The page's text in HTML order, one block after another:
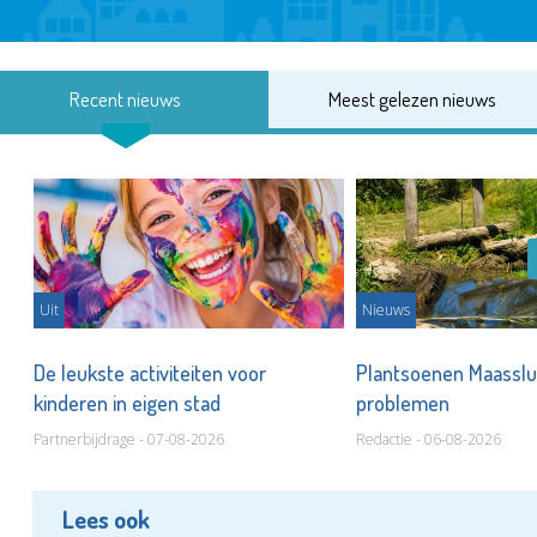
Recent nieuws Meest gelezen nieuws
Uit
De leukste activiteiten voor
kinderen in eigen stad
Partnerbijdrage - 07-08-2026
Nieuws
Plantsoenen
problemen
Redactie - 06-08-2026
Lees ook